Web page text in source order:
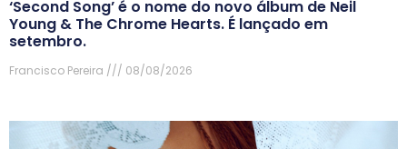
‘Second Song’ é o nome do novo álbum de Neil
Young & The Chrome Hearts. É lançado em
setembro.
Francisco Pereira 08/08/2026